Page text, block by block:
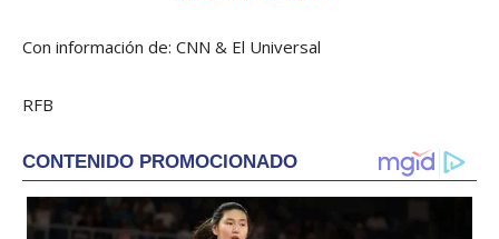
Con información de: CNN & El Universal
RFB